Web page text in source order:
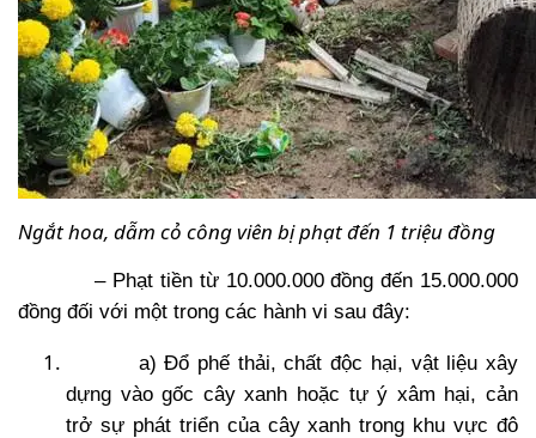
Ngắt hoa, dẫm cỏ công viên bị phạt đến 1 triệu đồng
– Phạt tiền từ 10.000.000 đồng đến 15.000.000
đồng đối với một trong các hành vi sau đây:
a) Đổ phế thải, chất độc hại, vật liệu xây
dựng vào gốc cây xanh hoặc tự ý xâm hại, cản
trở sự phát triển của cây xanh trong khu vực đô